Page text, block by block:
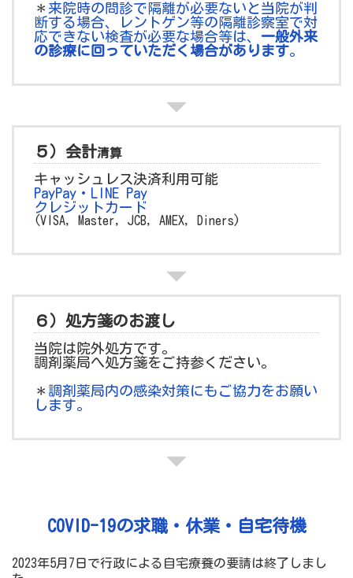
＊ 来院時の問診で隔離が必要ないと当院が判
断する場合、レントゲン等の隔離診察室で対
応できない検査が必要な場合等は、 一般外来
の診療に回っていただく場合があります。
５）会計清算
キャッシュレス決済利用可能
PayPay・LINE Pay
クレジットカード
(VISA, Master, JCB, AMEX, Diners)
６）処方箋のお渡し
当院は院外処方です。
調剤薬局へ処方箋をご持参ください。
＊ 調剤薬局内の感染対策にもご協力をお願い
します。
COVID-19の求職・休業・自宅待機
2023年5月7日で行政による自宅療養の要請は終了しまし